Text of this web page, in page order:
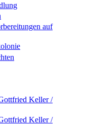
auf
Keller /
Keller /